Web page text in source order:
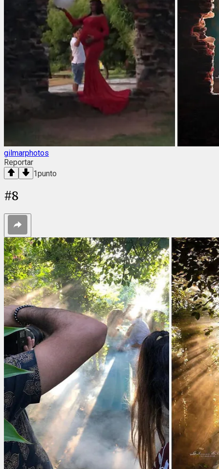
gilmarphotos
Reportar
1punto
#8